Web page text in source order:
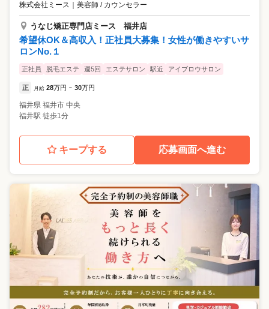
株式会社ミース 美容師 / カウンセラー
うなじ矯正専門店ミース 福井店
希望休OK＆高収入！正社員大募集！女性が働きやすいサ
ロンNo.１
正社員 脱毛エステ 週5回 エステサロン 駅近 アイブロウサロン
正 月給 28万円 ~ 30万円
福井県 福井市 中央
福井駅 徒歩1分
キープする 応募画面へ進む